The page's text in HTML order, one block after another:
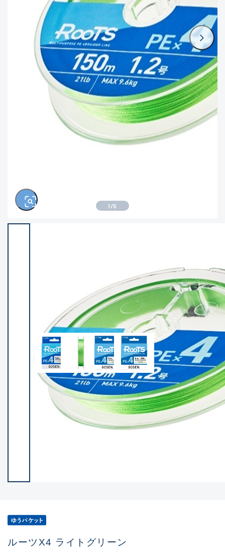
悪
D
著しく状態が悪いが使用はでき
るもの、改造品も含む
※ルアー、エギ、雑品、その他につきましては
ランク表記はございません。 状態は写真にてご
確認ください。
1 /5
ルーツX4 ライトグリーン